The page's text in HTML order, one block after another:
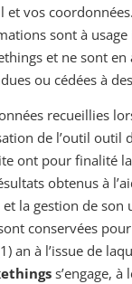
et vos
sont à
et ne sont en
ou cédées à
recueillies
de l’outil outil
ont pour finalité
obtenus à
et la gestion de son
conservées
an à l’issue de
s’engage,